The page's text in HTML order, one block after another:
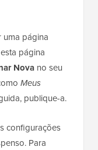
uma página
página
Nova no seu
Meus
publique-a.
configurações
Para